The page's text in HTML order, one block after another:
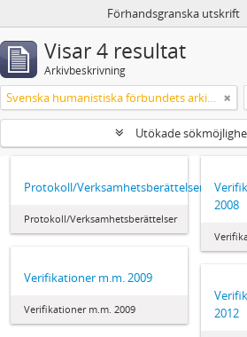
Förhandsgranska utskrift
Visar 4 resultat
Arkivbeskrivning
Svenska humanistiska förbundets arkiv: handlingar 2003-2012
Utökade
Protokoll/Verksamhetsberättelser
Protokoll/Verksamhetsberättelser
2008
Verifikationer m.m. 2009
Verifikationer m.m. 2009
2012